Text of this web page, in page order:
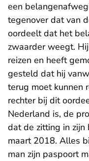
een
tegenover dat van
oordeelt dat het
zwaarder weegt.
reizen en heeft
gesteld dat hij
terug moet kunnen
rechter bij dit
Nederland is, de
dat de zitting in zijn
maart 2018. Alles
man zijn paspoort